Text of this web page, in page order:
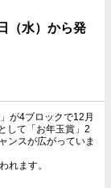
（水）から発
が4ブロックで12月
して「お年玉賞」2
ンスが広がっていま
れます。